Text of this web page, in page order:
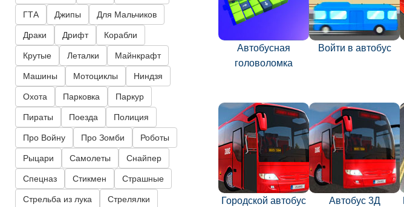
Автобусная
головоломка
Войти в автобус
Городской автобус Автобус 3Д
ГТА Джипы Для Мальчиков
Драки Дрифт Корабли
Крутые Леталки Майнкрафт
Машины Мотоциклы Ниндзя
Охота Парковка Паркур
Пираты Поезда Полиция
Про Войну Про Зомби Роботы
Рыцари Самолеты Снайпер
Спецназ Стикмен Страшные
Стрельба из лука Стрелялки